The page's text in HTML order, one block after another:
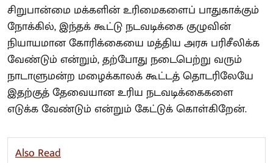
சிறுபான்மை மக்களின் உரிமைகளைப் பாதுகாக்கும்
நோக்கில், இந்தக் கூட்டு நடவடிக்கை குழுவின்
நியாயமான கோரிக்கையை மத்திய அரசு பரிசீலிக்க
வேண்டும் என்றும், தற்போது நடைபெற்று வரும்
நாடாளுமன்ற மழைக்காலக் கூட்டத் தொடரிலேயே
இதற்குத் தேவையான உரிய நடவடிக்கைகளை
எடுக்க வேண்டும் என்றும் கேட்டுக் கொள்கிறேன்.
Also Read